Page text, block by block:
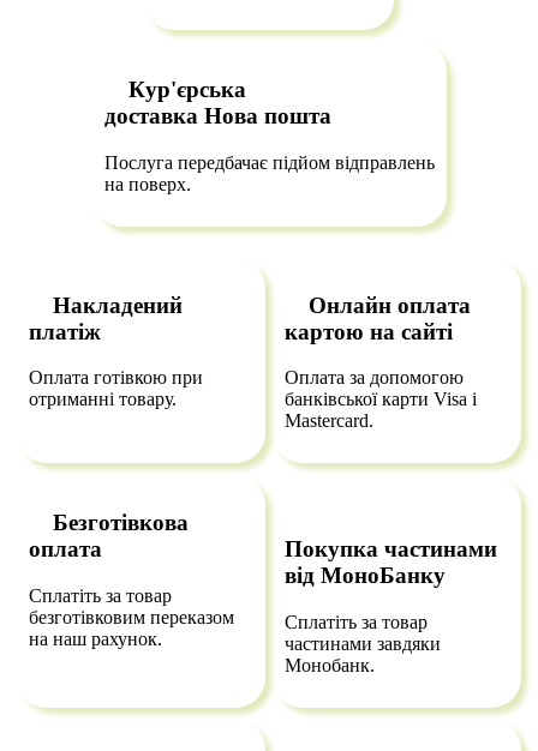
Кур'єрська
доставка Нова пошта
Послуга передбачає підйом відправлень
на поверх.
Накладений
платіж
Оплата готівкою при
отриманні товару.
Онлайн оплата
картою на сайті
Оплата за допомогою
банківської карти Visa і
Mastercard.
Безготівкова
оплата
Сплатіть за товар
безготівковим переказом
на наш рахунок.
Покупка частинами
від МоноБанку
Сплатіть за товар
частинами завдяки
Монобанк.